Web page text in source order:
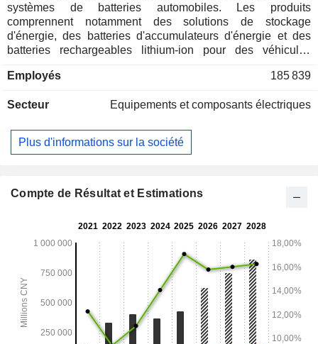
systèmes de batteries automobiles. Les produits
comprennent notamment des solutions de stockage
d'énergie, des batteries d'accumulateurs d'énergie et des
batteries rechargeables lithium-ion pour des véhicules
Employés
185 839
Secteur Equipements et composants électriques
Plus d'informations sur la société
Compte de Résultat et Estimations